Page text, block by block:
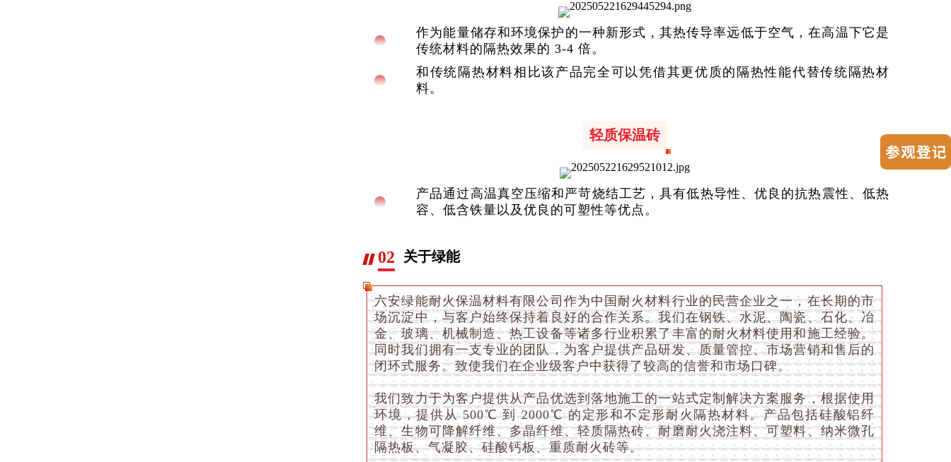
作为能量储存和环境保护的一种新形式 , 其热传导率远低于空气，在高温下它是
传统材料的隔热效果的 3-4 倍。
和传统隔热材料相比该产品完全可以凭借其更优质的隔热性能代替传统隔热材
料。
轻质保温砖
产品通过高温真空压缩和严苛烧结工艺，具有低热导性、优良的抗热震性、低热
容、低含铁量以及优良的可塑性等优点。
02 关于绿能
六安绿能耐火保温材料有限公司作为中国耐火材料行业的民营企业之一，在长期的市
场沉淀中，与客户始终保持着良好的合作关系。我们在钢铁、水泥、陶瓷、石化、冶
金、玻璃、机械制造、热工设备等诸多行业积累了丰富的耐火材料使用和施工经验。
同时我们拥有一支专业的团队，为客户提供产品研发、质量管控、市场营销和售后的
闭环式服务。致使我们在企业级客户中获得了较高的信誉和市场口碑。
我们致力于为客户提供从产品优选到落地施工的一站式定制解决方案服务，根据使用
环境，提供从 500℃ 到 2000℃ 的定形和不定形耐火隔热材料。产品包括硅酸铝纤
维、生物可降解纤维、多晶纤维、轻质隔热砖、耐磨耐火浇注料、可塑料、纳米微孔
隔热板、气凝胶、硅酸钙板、重质耐火砖等。